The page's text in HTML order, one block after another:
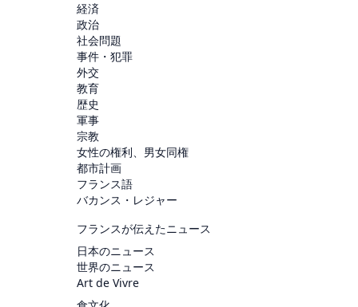
経済
政治
社会問題
事件・犯罪
外交
教育
歴史
軍事
宗教
女性の権利、男女同権
都市計画
フランス語
バカンス・レジャー
フランスが伝えたニュース
日本のニュース
世界のニュース
Art de Vivre